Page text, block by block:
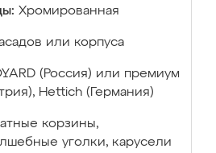
Хромированная
или корпуса
(Россия) или премиум
Hettich (Германия)
корзины,
уголки, карусели